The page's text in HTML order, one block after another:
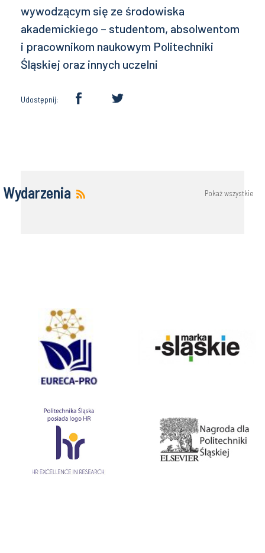
wywodzącym się ze środowiska
akademickiego – studentom, absolwentom
i pracownikom naukowym Politechniki
Śląskiej oraz innych uczelni
Udostępnij:
Wydarzenia Pokaż wszystkie